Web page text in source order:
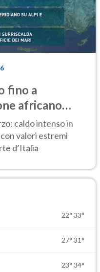
fino a
africano
caldo intenso in
valori estremi
d’Italia
22° 33°
27° 31°
23° 34°